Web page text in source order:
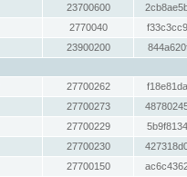
23700600
2770040
23900200
27700262
27700273
27700229
27700230
27700150